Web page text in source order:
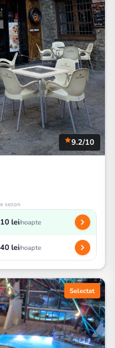
9.2/10
sezon
lei/noapte
lei/noapte
Selectat